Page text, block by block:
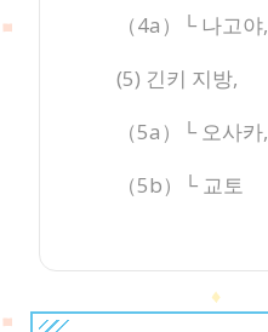
（4a）└ 나고야,
(5) 긴키 지방,
（5a）└ 오사카,
（5b）└ 교토